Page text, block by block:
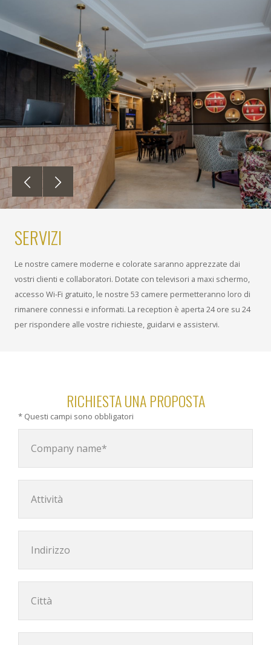
SERVIZI
Le nostre camere moderne e colorate saranno apprezzate dai
vostri clienti e collaboratori. Dotate con televisori a maxi schermo,
accesso Wi-Fi gratuito, le nostre 53 camere permetteranno loro di
rimanere connessi e informati. La reception è aperta 24 ore su 24
per rispondere alle vostre richieste, guidarvi e assistervi.
RICHIESTA UNA PROPOSTA
* Questi campi sono obbligatori